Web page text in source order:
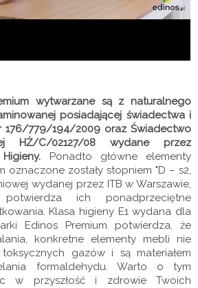
wytwarzane są z naturalnego
posiadającej świadectwa i
176/779/194/2009 oraz Świadectwo
HŻ/C/02127/08 wydane przez
Ponadto główne elementy
oznaczone zostały stopniem "D – s2,
wydanej przez ITB w Warszawie,
ich ponadprzeciętne
Klasa higieny E1 wydana dla
Edinos Premium potwierdza, że
konkretne elementy mebli nie
gazów i są materiałem
formaldehydu. Warto o tym
w przyszłość i zdrowie Twoich